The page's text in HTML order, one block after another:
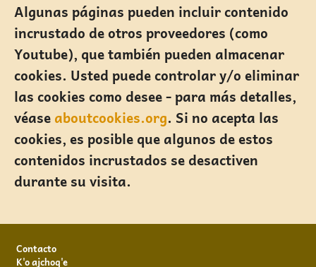
Algunas páginas pueden incluir contenido
incrustado de otros proveedores (como
Youtube), que también pueden almacenar
cookies. Usted puede controlar y/o eliminar
las cookies como desee - para más detalles,
véaseaboutcookies.org. Si no acepta las
cookies, es posible que algunos de estos
contenidos incrustados se desactiven
durante su visita.
Contacto
K'o ajchoq'e